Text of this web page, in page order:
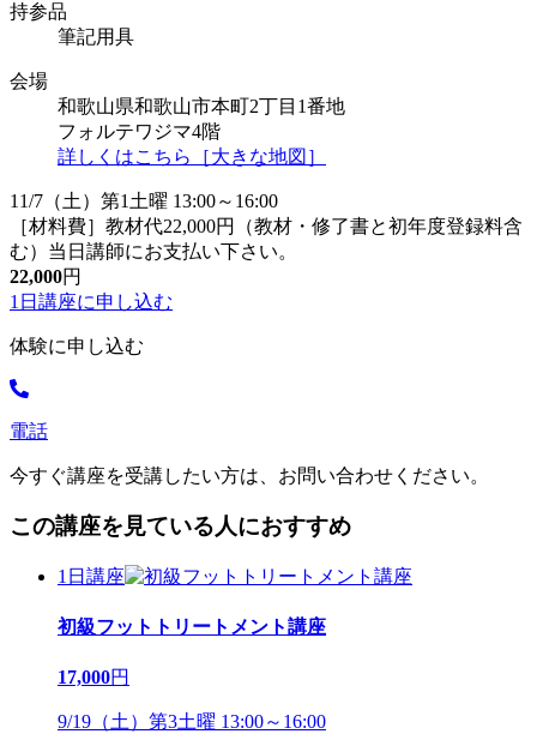
持参品
筆記用具
会場
和歌山県和歌山市本町2丁目1番地
フォルテワジマ4階
詳しくはこちら［大きな地図］
11/7（土）第1土曜 13:00～16:00
［材料費］教材代22,000円（教材・修了書と初年度登録料含
む）当日講師にお支払い下さい。
22,000円
1日講座に申し込む
体験に申し込む
電話
今すぐ講座を受講したい方は、お問い合わせください。
この講座を見ている人におすすめ
1日講座
初級フットトリートメント講座
17,000円
9/19（土）第3土曜 13:00～16:00